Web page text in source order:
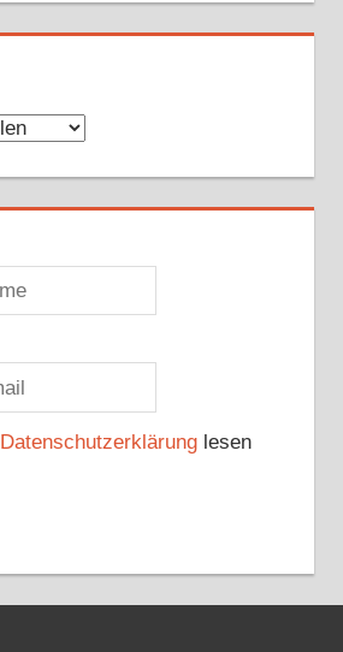
Datenschutzerklärunglesen